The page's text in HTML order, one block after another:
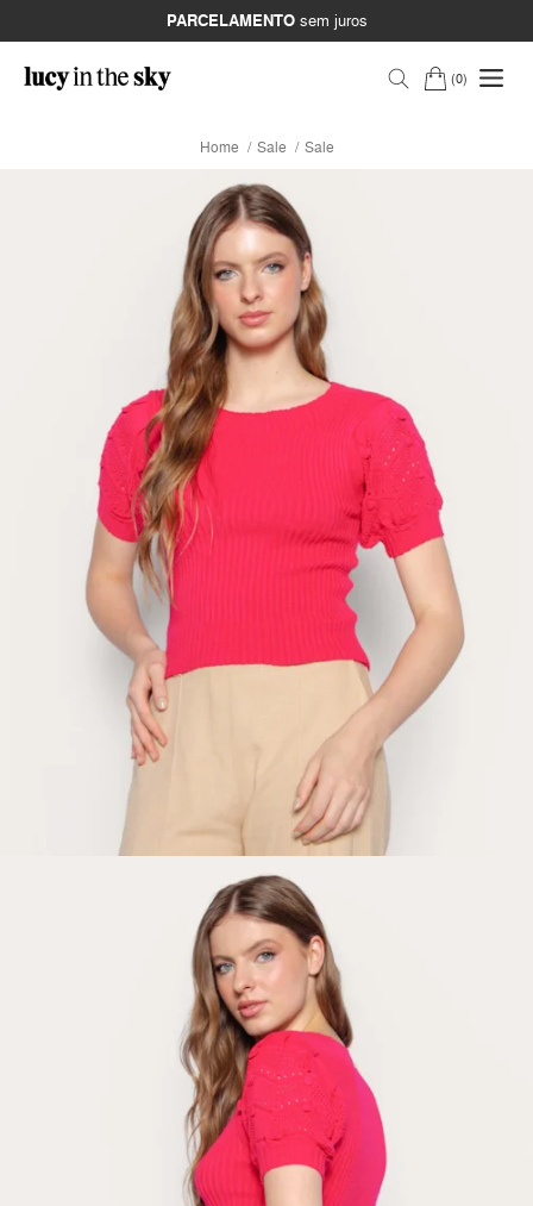
PARCELAMENTOsem juros
0
Home Sale Sale